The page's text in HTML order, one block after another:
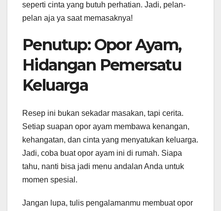
seperti cinta yang butuh perhatian. Jadi, pelan-
pelan aja ya saat memasaknya!
Penutup: Opor Ayam,
Hidangan Pemersatu
Keluarga
Resep ini bukan sekadar masakan, tapi cerita.
Setiap suapan opor ayam membawa kenangan,
kehangatan, dan cinta yang menyatukan keluarga.
Jadi, coba buat opor ayam ini di rumah. Siapa
tahu, nanti bisa jadi menu andalan Anda untuk
momen spesial.
Jangan lupa, tulis pengalamanmu membuat opor